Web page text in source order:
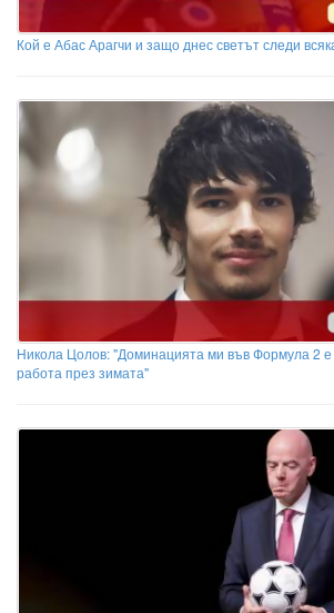
Кой е Абас Арагчи и защо днес светът следи
Никола Цолов: "Доминацията ми във Формула 2 е
работа през зимата"